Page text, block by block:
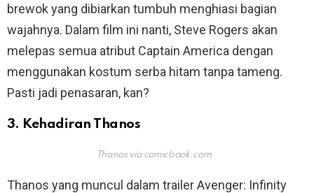
brewok yang dibiarkan tumbuh menghiasi bagian
wajahnya. Dalam film ini nanti, Steve Rogers akan
melepas semua atribut Captain America dengan
menggunakan kostum serba hitam tanpa tameng.
Pasti jadi penasaran, kan?
3. Kehadiran Thanos
Thanos via comicbook.com
Thanos yang muncul dalam trailer Avenger: Infinity